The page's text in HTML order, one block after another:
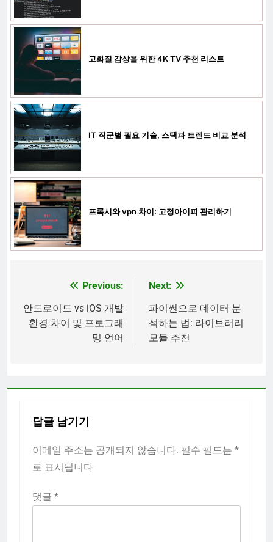
고화질 감상을 위한 4K TV 추천 리스트
IT 직군별 필요 기술, 스택과 트렌드 비교 분석
프록시와 vpn 차이: 고정아이피 관리하기
탐
색
Previous:
안드로이드 vs iOS 개발
환경 차이 및 프로그래
밍 언어
Next:
파이썬으로 데이터 분
석하는 법: 라이브러리
모듈 추천
답글 남기기
이메일 주소는 공개되지 않습니다. 필수 필드는 *
로 표시됩니다
댓글 *